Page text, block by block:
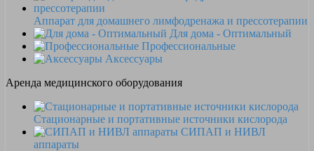
Аппарат для домашнего лимфодренажа и прессотерапии
Для дома - Оптимальный
Профессиональные
Аксессуары
Аренда медицинского оборудования
Стационарные и портативные источники кислорода
СИПАП и НИВЛ
аппараты